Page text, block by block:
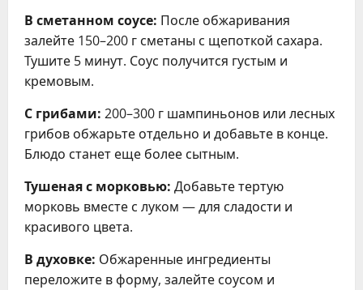
В сметанном соусе: После обжаривания
залейте 150–200 г сметаны с щепоткой сахара.
Тушите 5 минут. Соус получится густым и
кремовым.
С грибами: 200–300 г шампиньонов или лесных
грибов обжарьте отдельно и добавьте в конце.
Блюдо станет еще более сытным.
Тушеная с морковью: Добавьте тертую
морковь вместе с луком — для сладости и
красивого цвета.
В духовке: Обжаренные ингредиенты
переложите в форму, залейте соусом и